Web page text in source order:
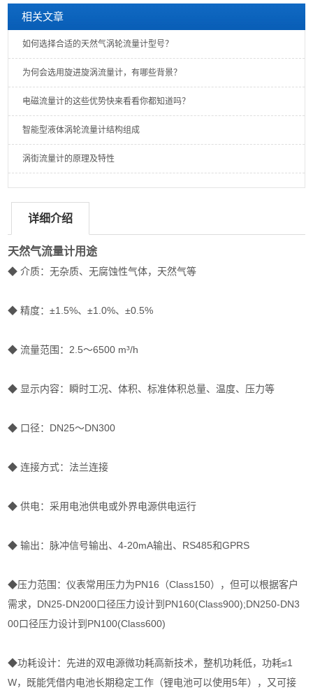
相关文章
如何选择合适的天然气涡轮流量计型号？
为何会选用旋进旋涡流量计，有哪些背景？
电磁流量计的这些优势快来看看你都知道吗？
智能型液体涡轮流量计结构组成
涡街流量计的原理及特性
详细介绍
天然气流量计用途
◆ 介质：无杂质、无腐蚀性气体，天然气等
◆ 精度：±1.5%、±1.0%、±0.5%
◆ 流量范围：2.5～6500 m³/h
◆ 显示内容：瞬时工况、体积、标准体积总量、温度、压力等
◆ 口径：DN25～DN300
◆ 连接方式：法兰连接
◆ 供电：采用电池供电或外界电源供电运行
◆ 输出：脉冲信号输出、4-20mA输出、RS485和GPRS
◆压力范围：仪表常用压力为PN16（Class150），但可以根据客户
需求，DN25-DN200口径压力设计到PN160(Class900);DN250-DN3
00口径压力设计到PN100(Class600)
◆功耗设计：先进的双电源微功耗高新技术，整机功耗低，功耗≤1
W，既能凭借内电池长期稳定工作（锂电池可以使用5年），又可接